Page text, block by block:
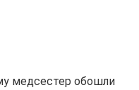
медсестер обошли